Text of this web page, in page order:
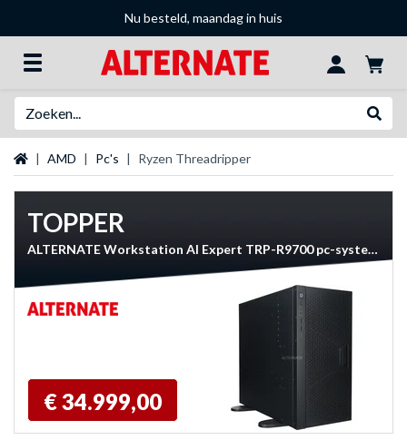
Nu besteld, maandag in huis
Startpagina
AMD Pc's Ryzen Threadripper
TOPPER
ALTERNATE Workstation AI Expert TRP-R9700 pc-systeem
€ 34.999,00